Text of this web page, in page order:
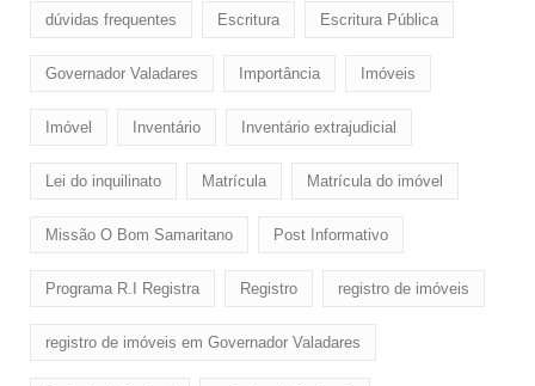
dúvidas frequentes Escritura Escritura Pública
Governador Valadares Importância Imóveis
Imóvel Inventário Inventário extrajudicial
Lei do inquilinato Matrícula Matrícula do imóvel
Missão O Bom Samaritano Post Informativo
Programa R.I Registra Registro registro de imóveis
registro de imóveis em Governador Valadares